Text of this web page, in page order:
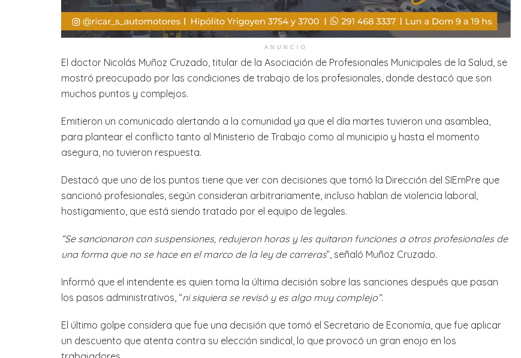
ANUNCIO
El doctor Nicolás Muñoz Cruzado, titular de la Asociación de Profesionales Municipales de la Salud, se
mostró preocupado por las condiciones de trabajo de los profesionales, donde destacó que son
muchos puntos y complejos.
Emitieron un comunicado alertando a la comunidad ya que el día martes tuvieron una asamblea,
para plantear el conflicto tanto al Ministerio de Trabajo como al municipio y hasta el momento
asegura, no tuvieron respuesta.
Destacó que uno de los puntos tiene que ver con decisiones que tomó la Dirección del SIEmPre que
sancionó profesionales, según consideran arbitrariamente, incluso hablan de violencia laboral,
hostigamiento, que está siendo tratado por el equipo de legales.
“Se sancionaron con suspensiones, redujeron horas y les quitaron funciones a otros profesionales de
una forma que no se hace en el marco de la ley de carreras”, señaló Muñoz Cruzado.
Informó que el intendente es quien toma la última decisión sobre las sanciones después que pasan
los pasos administrativos, “ni siquiera se revisó y es algo muy complejo”.
El último golpe considera que fue una decisión que tomó el Secretario de Economía, que fue aplicar
un descuento que atenta contra su elección sindical, lo que provocó un gran enojo en los